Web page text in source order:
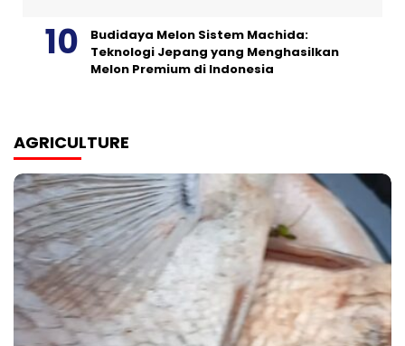
Budidaya Melon Sistem Machida:
Teknologi Jepang yang Menghasilkan
Melon Premium di Indonesia
AGRICULTURE